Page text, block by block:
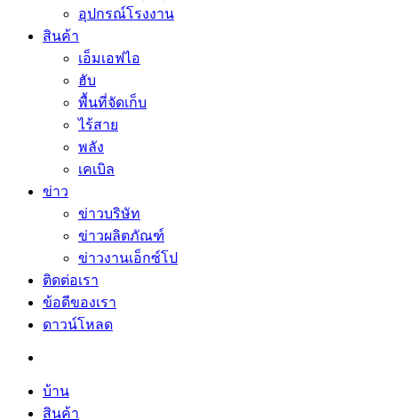
อุปกรณ์โรงงาน
สินค้า
เอ็มเอฟไอ
ฮับ
พื้นที่จัดเก็บ
ไร้สาย
พลัง
เคเบิล
ข่าว
ข่าวบริษัท
ข่าวผลิตภัณฑ์
ข่าวงานเอ็กซ์โป
ติดต่อเรา
ข้อดีของเรา
ดาวน์โหลด
บ้าน
สินค้า